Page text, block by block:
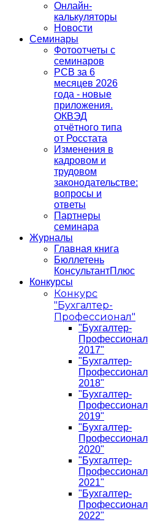
Онлайн-
калькуляторы
Новости
Семинары
Фотоотчеты с
семинаров
РСВ за 6
месяцев 2026
года - новые
приложения.
ОКВЭД
отчётного типа
от Росстата
Изменения в
кадровом и
трудовом
законодательстве:
вопросы и
ответы
Партнеры
семинара
Журналы
Главная книга
Бюллетень
КонсультантПлюс
Конкурсы
Конкурс
"Бухгалтер-
Профессионал"
"Бухгалтер-
Профессионал
2017"
"Бухгалтер-
Профессионал
2018"
"Бухгалтер-
Профессионал
2019"
"Бухгалтер-
Профессионал
2020"
"Бухгалтер-
Профессионал
2021"
"Бухгалтер-
Профессионал
2022"